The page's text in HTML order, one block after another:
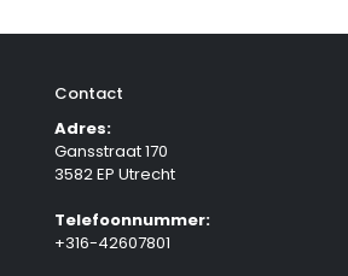
Contact
Adres:
Gansstraat 170
3582 EP Utrecht
Telefoonnummer:
+316-42607801